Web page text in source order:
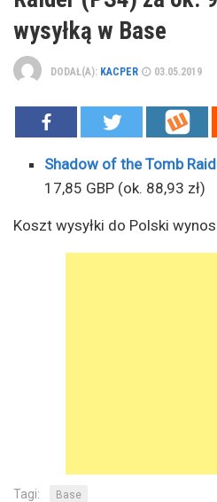
wysyłką w Base
DODAŁ(A): KACPER 03.05.2019
Shadow of the Tomb
17,85 GBP (ok. 88,93 zł)
Koszt wysyłki do Polski
Tagi: Base